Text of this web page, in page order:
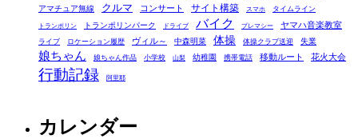
ー
アマチュア無線 クルマ コンサート サイト構築 スマホ タイムライン
トランポリン トランポリンパーク ドライブ バイク プレマシー ヤマハ音楽教室
ライブ ロケーション履歴 ヴィル～ 中森明菜 体操 体操クラブ送迎 失業
娘ちゃん 娘ちゃん作品 小学校 山梨 幼稚園 携帯電話 移動ルート 花火大会
行動記録 阿里耶
カレンダー